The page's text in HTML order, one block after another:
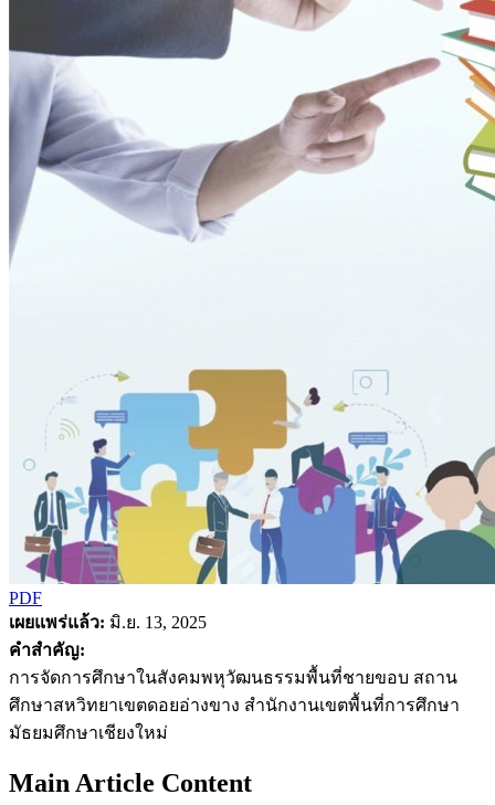
PDF
เผยแพร่แล้ว: มิ.ย. 13, 2025
คำสำคัญ:
การจัดการศึกษาในสังคมพหุวัฒนธรรมพื้นที่ชายขอบ สถาน
ศึกษาสหวิทยาเขตดอยอ่างขาง สำนักงานเขตพื้นที่การศึกษา
มัธยมศึกษาเชียงใหม่
Main Article Content